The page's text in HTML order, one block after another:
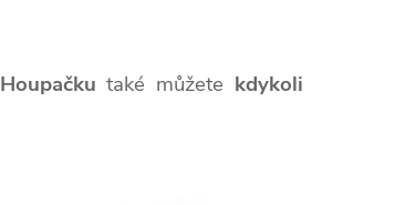
Houpačku také můžete kdykoli